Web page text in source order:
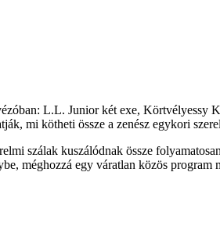
L.L. Junior két exe,
mi kötheti össze a zenész egykori
szálak kuszálódnak össze
méghozzá egy váratlan közös program